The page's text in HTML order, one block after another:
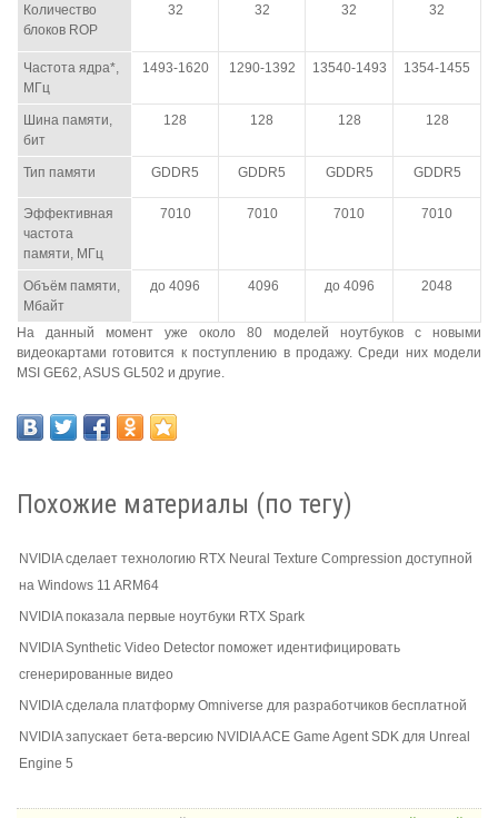
Количество
блоков ROP
32 32 32 32
Частота ядра*,
МГц
1493-1620 1290-1392 13540-1493 1354-1455
Шина памяти,
бит
128 128 128 128
Тип памяти GDDR5 GDDR5 GDDR5 GDDR5
Эффективная
частота
памяти, МГц
7010 7010 7010 7010
Объём памяти,
Мбайт
до 4096 4096 до 4096 2048
На данный момент уже около 80 моделей ноутбуков с новыми
видеокартами готовится к поступлению в продажу. Среди них модели
MSI GE62, ASUS GL502 и другие.
Похожие материалы (по тегу)
NVIDIA сделает технологию RTX Neural Texture Compression доступной
на Windows 11 ARM64
NVIDIA показала первые ноутбуки RTX Spark
NVIDIA Synthetic Video Detector поможет идентифицировать
сгенерированные видео
NVIDIA сделала платформу Omniverse для разработчиков бесплатной
NVIDIA запускает бета-версию NVIDIA ACE Game Agent SDK для Unreal
Engine 5